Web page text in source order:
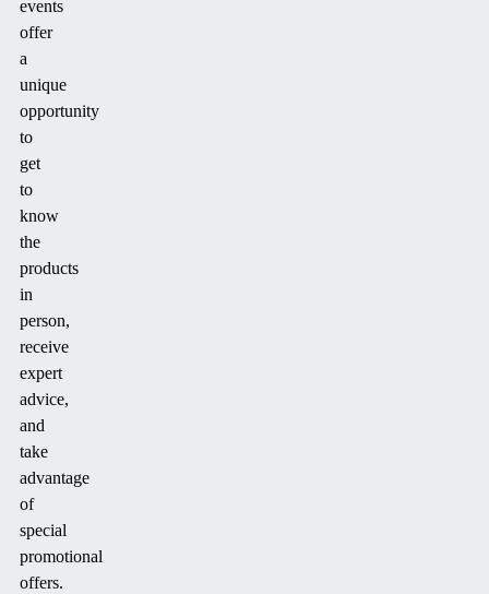
events
offer
a
unique
opportunity
to
get
to
know
the
products
in
person,
receive
expert
advice,
and
take
advantage
of
special
promotional
offers.